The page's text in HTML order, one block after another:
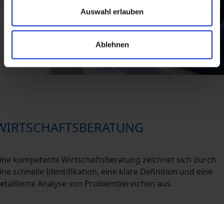
Auswahl erlauben
Ablehnen
kompetente Wirtschaftsberatung zeichnet sich durch
schnelle Identifikation, eine klare Definition und eine
Analyse von Problembereichen aus.